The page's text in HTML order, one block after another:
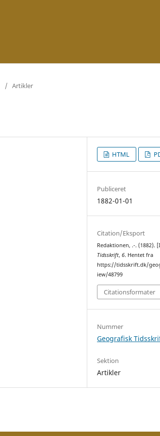
/ Artikler
HTML
Publiceret
1882-01-01
Citation/Eksport
Redaktionen, .-. (1882).
Tidsskrift,6. Hentet fra
https://tidsskrift.dk/
iew/48799
Citationsformater
Nummer
Geografisk
Sektion
Artikler